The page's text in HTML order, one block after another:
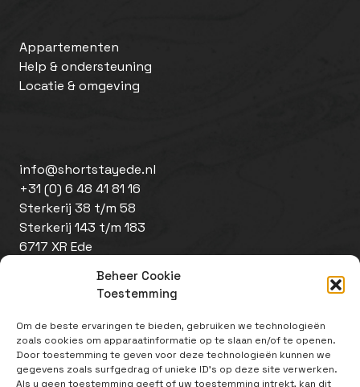
Beheer Cookie
Toestemming
Om de beste ervaringen te bieden, gebruiken we technologieën
zoals cookies om apparaatinformatie op te slaan en/of te openen.
Door toestemming te geven voor deze technologieën kunnen we
gegevens zoals surfgedrag of unieke ID's op deze site verwerken.
Als u geen toestemming geeft of uw toestemming intrekt, kan dit
Appartementen
Help & ondersteuning
Locatie & omgeving
info@shortstayede.nl
+31 (0) 6 48 41 81 16
Sterkerij 38 t/m 58
Sterkerij 143 t/m 183
6717 XR Ede